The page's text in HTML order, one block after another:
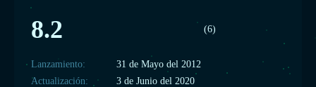
8.2 (6)
Lanzamiento:
31 de Mayo del 2012
Actualización:
3 de Junio del 2020